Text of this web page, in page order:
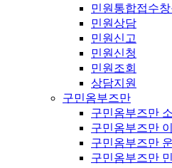
민원통합접수
민원상담
민원신고
민원신청
민원조회
상담지원
구민옴부즈만
구민옴부즈만
구민옴부즈만
구민옴부즈만
구민옴부즈만